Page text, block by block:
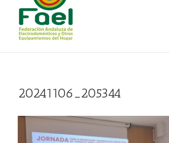
20241106_205344